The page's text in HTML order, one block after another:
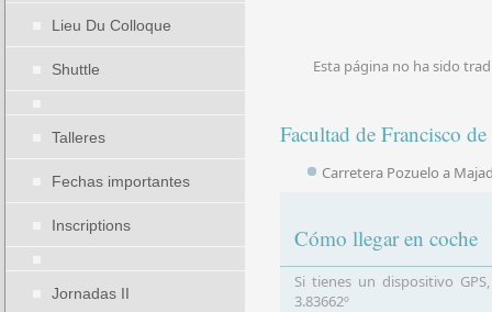
Lieu Du Colloque
Shuttle
Talleres
Fechas importantes
Inscriptions
Jornadas II
Esta página no ha sido
Facultad de Francisco
Carretera Pozuelo a
Cómo llegar en coche
Si tienes un dispositivo
3.83662º